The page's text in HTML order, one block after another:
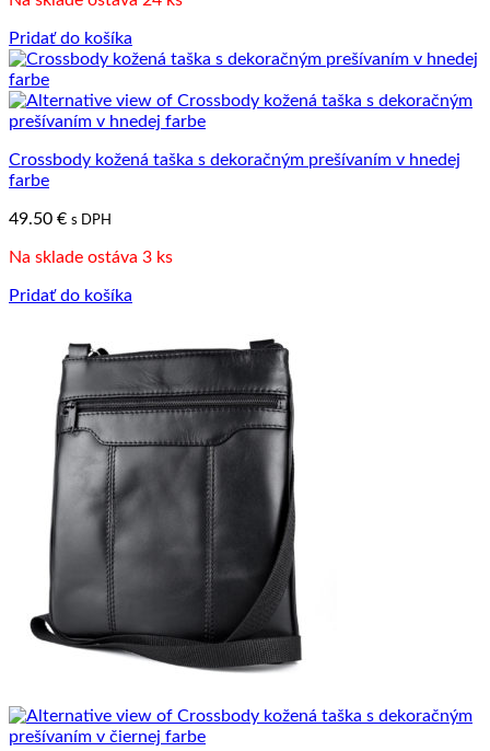
Pridať do košíka
Crossbody kožená taška s dekoračným prešívaním v hnedej
farbe
49.50 € s DPH
Na sklade ostáva 3 ks
Pridať do košíka